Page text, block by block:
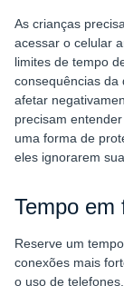
As crianças
acessar o celular
limites de tempo
consequências da
afetar
precisam
uma forma de
eles ignorarem
Tempo em
Reserve um
conexões mais
o uso de